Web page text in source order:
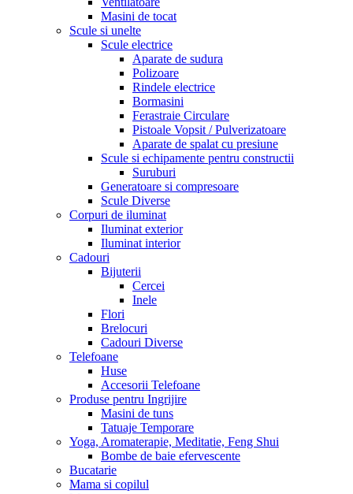
Masini de tocat
Scule si unelte
Scule electrice
Aparate de sudura
Polizoare
Rindele electrice
Bormasini
Ferastraie Circulare
Pistoale Vopsit / Pulverizatoare
Aparate de spalat cu presiune
Scule si echipamente pentru constructii
Suruburi
Generatoare si compresoare
Scule Diverse
Corpuri de iluminat
Iluminat exterior
Iluminat interior
Cadouri
Bijuterii
Cercei
Inele
Flori
Brelocuri
Cadouri Diverse
Telefoane
Huse
Accesorii Telefoane
Produse pentru Ingrijire
Masini de tuns
Tatuaje Temporare
Yoga, Aromaterapie, Meditatie, Feng Shui
Bombe de baie efervescente
Bucatarie
Mama si copilul